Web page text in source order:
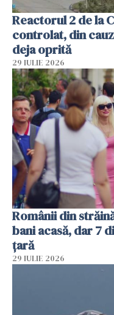
Reactorul 2 de la
controlat, din
deja oprită
29 IULIE 2026
Românii din
bani acasă, dar 7
țară
29 IULIE 2026